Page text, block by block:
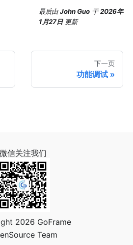
最后由John Guo 于2026年
1月27日 更新
下一页
功能调试
微信关注我们
2026 GoFrame
Team